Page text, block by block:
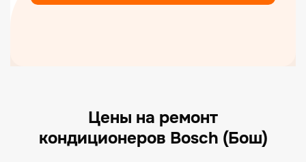
Цены на ремонт
кондиционеров Bosch (Бош)